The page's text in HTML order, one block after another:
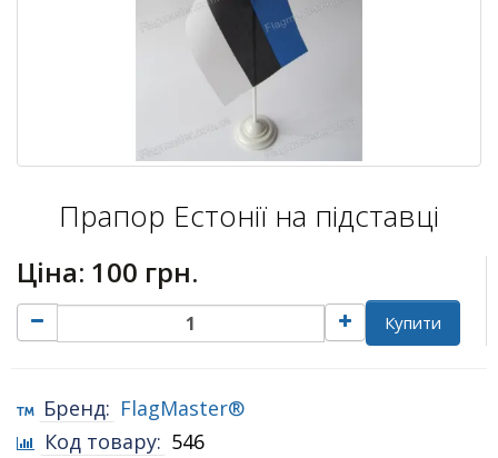
Прапор Естонії на підставці
Ціна: 100 грн.
Купити
Бренд: FlagMaster®
Код товару: 546